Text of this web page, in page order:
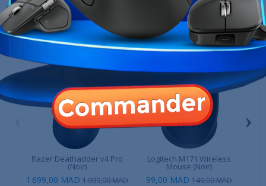
10 AUTRES PRODUITS DANS LA MÊME
CATÉGORIE :
Razer Deathadder v4 Pro
(Noir)
1 699,00 MAD 1 999,00 MAD
Logitech M171 Wireless
Mouse (Noir)
99,00 MAD 149,00 MAD
›